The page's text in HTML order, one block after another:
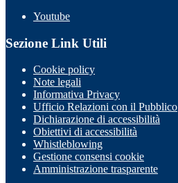
Youtube
Sezione Link Utili
Cookie policy
Note legali
Informativa Privacy
Ufficio Relazioni con il Pubblico
Dichiarazione di accessibilità
Obiettivi di accessibilità
Whistleblowing
Gestione consensi cookie
Amministrazione trasparente